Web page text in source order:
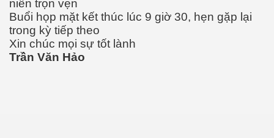
niên trọn vẹn
Buổi họp mặt kết thúc lúc 9 giờ 30, hẹn gặp lại
trong kỳ tiếp theo
Xin chúc mọi sự tốt lành
Trần Văn Hảo